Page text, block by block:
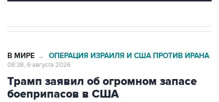
В МИРЕ → ОПЕРАЦИЯ ИЗРАИЛЯ И США ПРОТИВ ИРАНА
08:38, 6 августа 2026
Трамп заявил об огромном запасе
боеприпасов в США